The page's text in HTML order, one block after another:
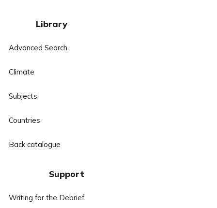
Library
Advanced Search
Climate
Subjects
Countries
Back catalogue
Support
Writing for the Debrief